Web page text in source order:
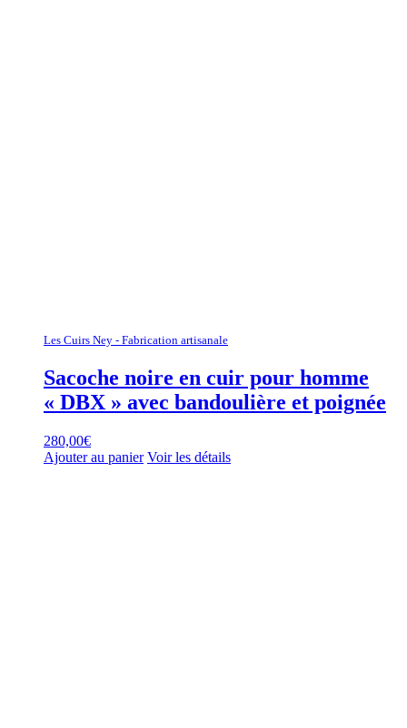
Les Cuirs Ney - Fabrication artisanale
Sacoche noire en cuir pour homme
« DBX » avec bandoulière et poignée
280,00€
Ajouter au panier Voir les détails